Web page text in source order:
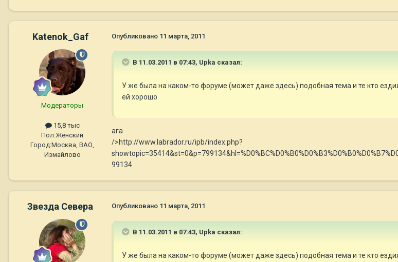
Katenok_Gaf
Модераторы
15,8 тыс
Пол:Женский
Город:Москва, ВАО,
Измайлово
Опубликовано 11 марта, 2011
В 11.03.2011 в 07:43, Upka сказал:
У же была на каком-то форуме (может даже здесь) подобная тема и те кто
ей хорошо
ага
/>http://www.labrador.ru/ipb/index.php?
99134
Звезда Севера Опубликовано 11 марта, 2011
В 11.03.2011 в 07:43, Upka сказал:
У же была на каком-то форуме (может даже здесь) подобная тема и те кто